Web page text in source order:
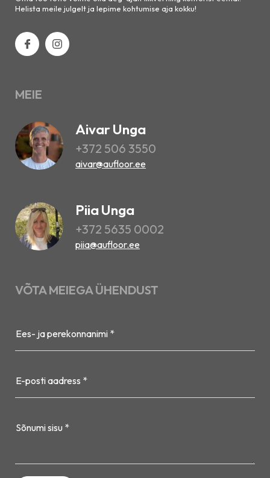
Helista meile julgelt ja lepime kohtumise aja kokku!
MEIE
Aivar Unga
+372 506 3550
aivar@aufloor.ee
Piia Unga
+372 5635 0002
piia@aufloor.ee
VÕTA MEIEGA ÜHENDUST
Ees- ja perekonnanimi *
E-posti aadress *
Sõnumi sisu *